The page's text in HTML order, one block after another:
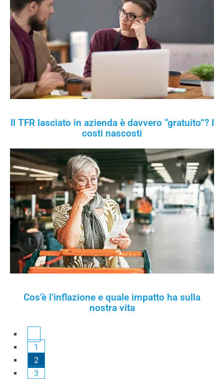
Il TFR lasciato in azienda è davvero “gratuito”? I
costi nascosti
Cos’è l’inflazione e quale impatto ha sulla
nostra vita
1
2
3